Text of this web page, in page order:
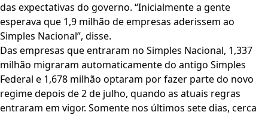
das expectativas do governo. “Inicialmente a gente
esperava que 1,9 milhão de empresas aderissem ao
Simples Nacional”, disse.
Das empresas que entraram no Simples Nacional, 1,337
milhão migraram automaticamente do antigo Simples
Federal e 1,678 milhão optaram por fazer parte do novo
regime depois de 2 de julho, quando as atuais regras
entraram em vigor. Somente nos últimos sete dias, cerca